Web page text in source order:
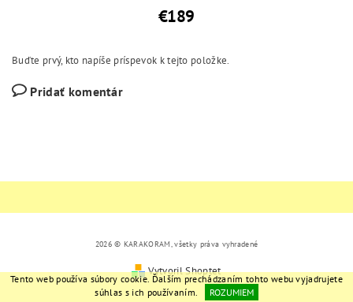
€189
Buďte prvý, kto napíše príspevok k tejto položke.
Pridať komentár
2026 © KARAKORAM, všetky práva vyhradené
Vytvoril Shoptet
Tento web používa súbory cookie. Ďalším prechádzaním tohto webu vyjadrujete
súhlas s ich používaním.
ROZUMIEM